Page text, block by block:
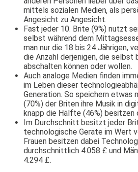
mittels sozialen Medien, als
Angesicht zu Angesicht.
Fast jeder 10. Brite (9%) nutzt
selbst während dem
man nur die 18 bis 24 Jährigen,
die Anzahl derjenigen, die selbst
abschalten können oder wollen.
Auch analoge Medien finden
im Leben dieser
Generation. So speichern etwas
(70%) der Briten ihre Musik in
knapp die Hälfte (46%) besitzen
Im Durchschnitt besitzt jeder
technologische Geräte im Wert
Frauen besitzen dabei
durchschnittlich 4.058 £ und
4.294 £.